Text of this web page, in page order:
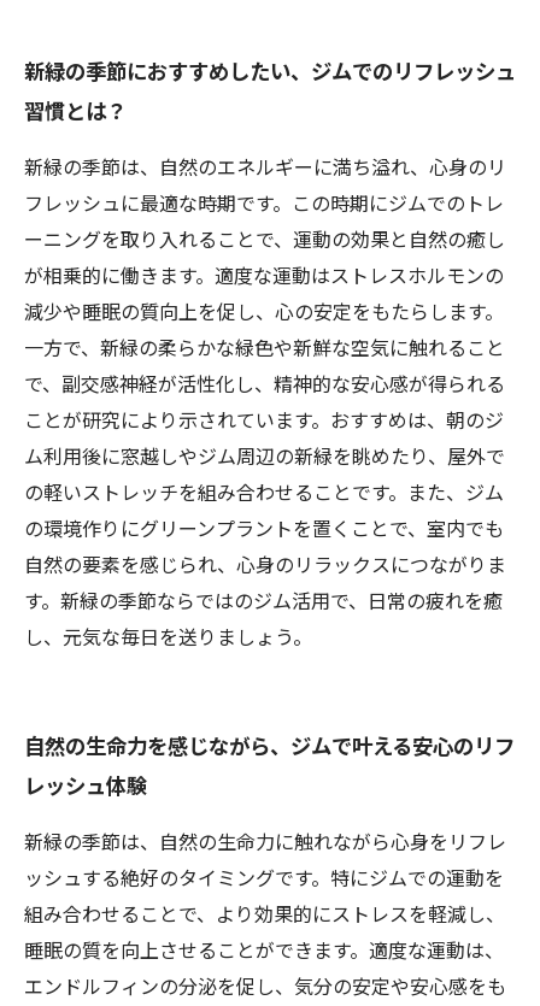
新緑の季節におすすめしたい、ジムでのリフレッシュ
習慣とは？
新緑の季節は、自然のエネルギーに満ち溢れ、心身のリ
フレッシュに最適な時期です。この時期にジムでのトレ
ーニングを取り入れることで、運動の効果と自然の癒し
が相乗的に働きます。適度な運動はストレスホルモンの
減少や睡眠の質向上を促し、心の安定をもたらします。
一方で、新緑の柔らかな緑色や新鮮な空気に触れること
で、副交感神経が活性化し、精神的な安心感が得られる
ことが研究により示されています。おすすめは、朝のジ
ム利用後に窓越しやジム周辺の新緑を眺めたり、屋外で
の軽いストレッチを組み合わせることです。また、ジム
の環境作りにグリーンプラントを置くことで、室内でも
自然の要素を感じられ、心身のリラックスにつながりま
す。新緑の季節ならではのジム活用で、日常の疲れを癒
し、元気な毎日を送りましょう。
自然の生命力を感じながら、ジムで叶える安心のリフ
レッシュ体験
新緑の季節は、自然の生命力に触れながら心身をリフレ
ッシュする絶好のタイミングです。特にジムでの運動を
組み合わせることで、より効果的にストレスを軽減し、
睡眠の質を向上させることができます。適度な運動は、
エンドルフィンの分泌を促し、気分の安定や安心感をも